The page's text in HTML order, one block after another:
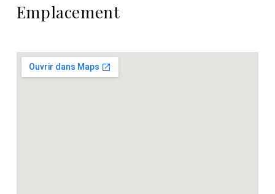
Emplacement